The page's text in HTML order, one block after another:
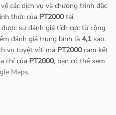
các dịch vụ và chương trình đặc
thức của PT2000tại
sự đánh giá tích cực từ cộng
đánh giá trung bình là 4,1 sao.
vụ tuyệt vời mà PT2000cam kết
chỉ của PT2000, bạn có thể xem
Maps.